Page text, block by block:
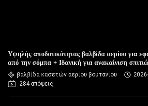
Υψηλής αποδοτικότητας βαλβίδα αερίου για
από την σόμπα + Ιδανική για ανακαίνιση
προδιαγραφή
βαλβίδα κασετών αερίου βουτανίου
284 απόψεις